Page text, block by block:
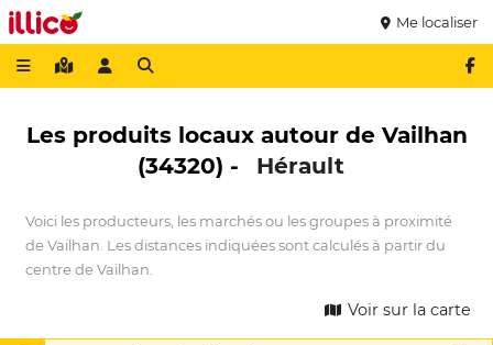
Me localiser
Les produits locaux autour de Vailhan
(34320) -
Hérault
Voici les producteurs, les marchés ou les groupes à proximité
de Vailhan. Les distances indiquées sont calculés à partir du
centre de Vailhan.
Voir sur la carte